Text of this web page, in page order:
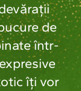
de
într-
îți vor